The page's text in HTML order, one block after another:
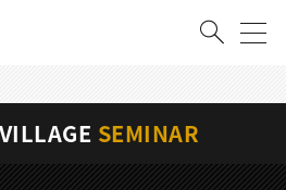
会員登録
SEMINAR